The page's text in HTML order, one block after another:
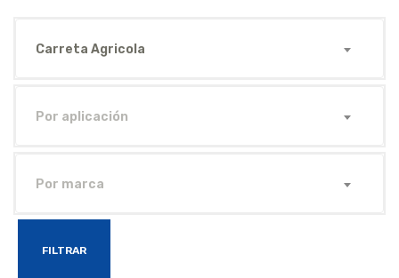
Carreta Agricola
Por aplicación
Por marca
FILTRAR